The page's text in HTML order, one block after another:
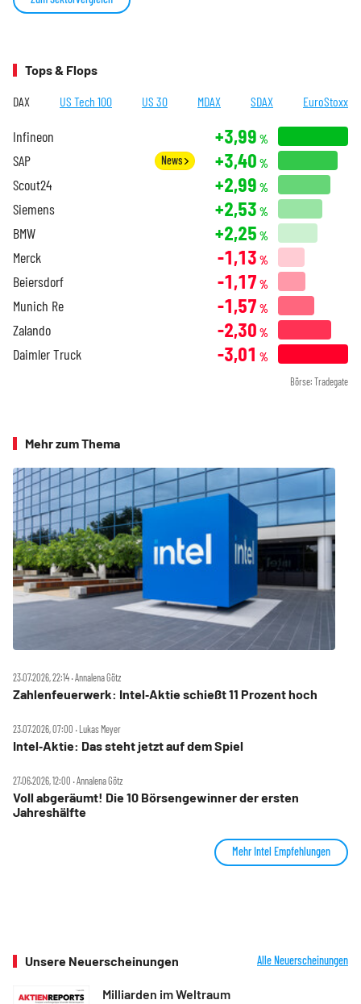
Tops & Flops
DAX US Tech 100 US 30 MDAX SDAX EuroStoxx
Infineon +3,99 %
SAP News +3,40 %
Scout24 +2,99 %
Siemens +2,53 %
BMW +2,25 %
Merck -1,13 %
Beiersdorf -1,17 %
Munich Re -1,57 %
Zalando -2,30 %
Daimler Truck -3,01 %
Börse: Tradegate
Mehr zum Thema
23.07.2026, 22:14 ‧ Annalena Götz
Zahlenfeuerwerk: Intel‑Aktie schießt 11 Prozent hoch
23.07.2026, 07:00 ‧ Lukas Meyer
Intel‑Aktie: Das steht jetzt auf dem Spiel
27.06.2026, 12:00 ‧ Annalena Götz
Voll abgeräumt! Die 10 Börsengewinner der ersten
Jahreshälfte
Mehr Intel Empfehlungen
Unsere Neuerscheinungen Alle Neuerscheinungen
Milliarden im Weltraum